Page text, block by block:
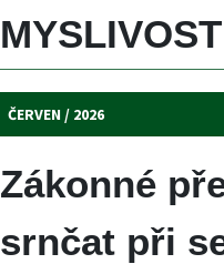
MYSLIVOST
ČERVEN / 2026
Zákonné
rnčat při